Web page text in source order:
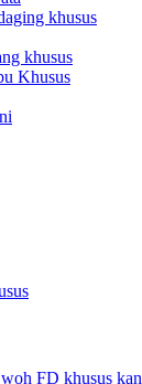
khusus
khusus
Khusus
FD khusus